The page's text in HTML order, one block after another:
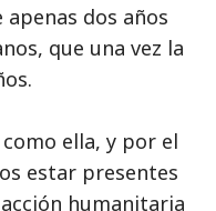
dos años
que una vez la
ella, y por el
estar presentes
humanitaria